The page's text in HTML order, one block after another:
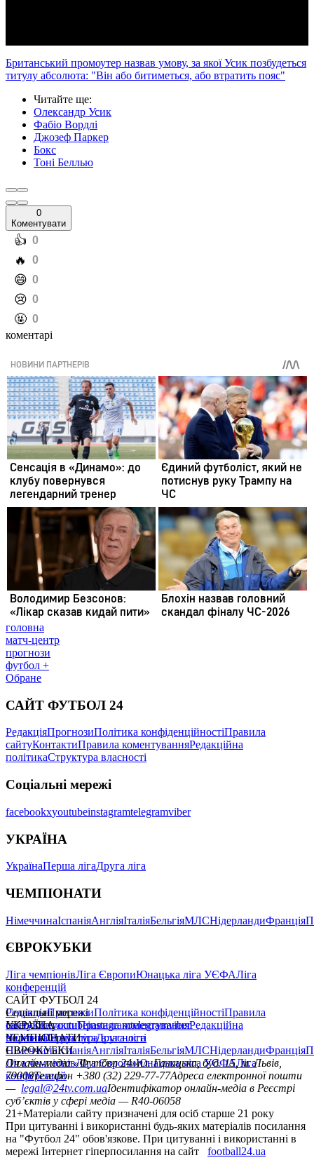
Британський промоутер назвав умову, за якої Усик позбудеться
титулу абсолюта: "Він або битиметься, або втратить пояс"
Читайте ще:
Олександр Усик
Фабіо Вордлі
Джозеф Паркер
Бокс
Тоні Беллью
0
Коментувати
️👍 0
️🔥 0
️😄 0
️😢 0
️🤬 0
коментарі
головна
матч-центр
прогнози
футбол +
Обране
САЙТ ФУТБОЛ 24
РедакціяПрогнозиПолітика конфіденційностіПравила
сайтуКонтактиПравила коментуванняРедакційна
політикаСтруктура власності
Соціальні мережі
facebookxyoutubeinstagramtelegramviber
УКРАЇНА
УкраїнаПерша лігаДруга ліга
ЧЕМПІОНАТИ
НімеччинаІспаніяАнгліяІталіяБельгіяМЛСНідерландиФранція
ЄВРОКУБКИ
Ліга чемпіонівЛіга ЄвропиЮнацька ліга УЄФАЛіга
конференцій
САЙТ ФУТБОЛ 24
РедакціяПрогнозиПолітика конфіденційностіПравила
сайтуКонтактиПравила коментуванняРедакційна
політикаСтруктура власності
Соціальні мережі
facebookxyoutubeinstagramtelegramviber
УКРАЇНА
УкраїнаПерша лігаДруга ліга
ЧЕМПІОНАТИ
НімеччинаІспаніяАнгліяІталіяБельгіяМЛСНідерландиФранція
ЄВРОКУБКИ
Ліга чемпіонівЛіга ЄвропиЮнацька ліга УЄФАЛіга
конференцій
Онлайн-медіа «Футбол 24»пл. Галицька, буд. 15, м. Львів,
79008Телефон +380 (32) 229-77-77Адреса електронної пошти
— legal@24tv.com.uaІдентифікатор онлайн-медіа в Реєстрі
суб’єктів у сфері медіа — R40-06058
21+Матеріали сайту призначені для осіб старше 21 року
При цитуванні і використанні будь-яких матеріалів посилання
на "Футбол 24" обов'язкове. При цитуванні і використанні в
мережі Інтернет гіперпосилання на сайт
football24.ua